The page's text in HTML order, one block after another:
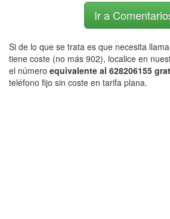
Ir a
Si de lo que se trata es que necesita
tiene coste (no más 902), localice en
el número equivalente al 628206155
teléfono fijo sin coste en tarifa plana.